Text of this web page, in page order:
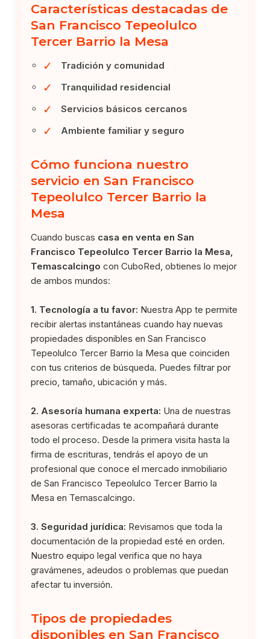
Características destacadas de
San Francisco Tepeolulco
Tercer Barrio la Mesa
✓ Tradición y comunidad
✓ Tranquilidad residencial
✓ Servicios básicos cercanos
✓ Ambiente familiar y seguro
Cómo funciona nuestro
servicio en San Francisco
Tepeolulco Tercer Barrio la
Mesa
Cuando buscas casa en venta en San
Francisco Tepeolulco Tercer Barrio la Mesa,
Temascalcingo con CuboRed, obtienes lo mejor
de ambos mundos:
1. Tecnología a tu favor: Nuestra App te permite
recibir alertas instantáneas cuando hay nuevas
propiedades disponibles en San Francisco
Tepeolulco Tercer Barrio la Mesa que coinciden
con tus criterios de búsqueda. Puedes filtrar por
precio, tamaño, ubicación y más.
2. Asesoría humana experta: Una de nuestras
asesoras certificadas te acompañará durante
todo el proceso. Desde la primera visita hasta la
firma de escrituras, tendrás el apoyo de un
profesional que conoce el mercado inmobiliario
de San Francisco Tepeolulco Tercer Barrio la
Mesa en Temascalcingo.
3. Seguridad jurídica: Revisamos que toda la
documentación de la propiedad esté en orden.
Nuestro equipo legal verifica que no haya
gravámenes, adeudos o problemas que puedan
afectar tu inversión.
Tipos de propiedades
disponibles en San Francisco